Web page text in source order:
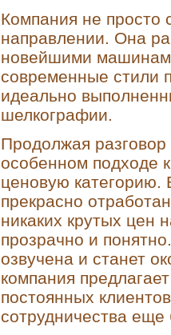
Компания не просто
направлении. Она
новейшими
современные стили
идеально
шелкографии.
Продолжая
особенном подходе
ценовую категорию.
прекрасно
никаких крутых цен
прозрачно и
озвучена и станет
компания
постоянных
сотрудничества